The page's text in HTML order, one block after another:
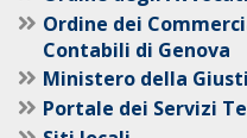
Ordine dei
Contabili di Genova
Ministero della
Portale dei Servizi